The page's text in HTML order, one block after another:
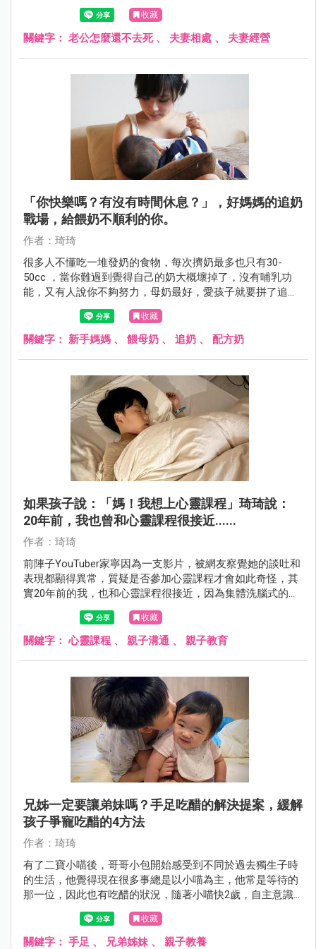
時也心想這句話應該是氣話，並不是真心，這次就來聊聊那
些婚姻氣話背後的「真心話」。
收藏
關鍵字： 老公怎麼還不去死、 夫妻相處 、 夫妻經營
「你快樂嗎？有沒有時間休息？」，好媽媽的追奶
戰場，給餵奶不順利的你。
作者：琦琦
很多人不懂吃一堆發奶的食物，每次擠奶最多也只有30-
50cc ，當你難過到覺得自己的奶大概壞掉了，沒有哺乳功
能，又有人說你不夠努力，母奶最好，愛孩子就要拼了追奶
量⋯給配方你就輸了！ 以上惡夢，何時能終結呢？還給媽媽
餵奶自主權吧！
收藏
關鍵字： 新手媽媽 、 餵母奶 、 追奶 、 配方奶
如果孩子說：「媽！我想上心靈課程」琦琦說：
20年前，我也曾和心靈課程很接近......
作者：琦琦
前陣子YouTuber家寧因為一支影片，被網友察覺她的談吐和
表現都顯得異常，質疑是否參加心靈課程才會如此奇怪，其
實20年前的我，也和心靈課程很接近，因為集體洗腦式的手
法讓我很卻步，而現在又有即將進入青春期的兒子小包，也
讓我想到若有一天孩子跟我說他想上心靈課程，我該怎麼
做？
收藏
關鍵字：心靈課程 、 親子溝通 、 親子教育
兄姊一定要讓弟妹嗎？手足吃醋的解決提案，緩解
孩子爭寵吃醋的4方法
作者：琦琦
有了二寶小喵後，哥哥小包開始感受到不同於過去獨生子時
的生活，他覺得現在很多事總是以小喵為主，他常是等待的
那一位，因此也有吃醋的狀況，隨著小喵快2歲，自主意識
越來越強，兄妹互動相處也給爸媽帶來更多挑戰，手足之間
吃醋、爭寵究竟該怎辦呢？收藏
關鍵字： 手足 、 兄弟姊妹 、 親子教養